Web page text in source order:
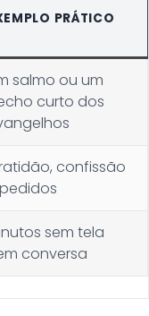
PRÁTICO
salmo ou um
curto dos
confissão
sem tela
conversa